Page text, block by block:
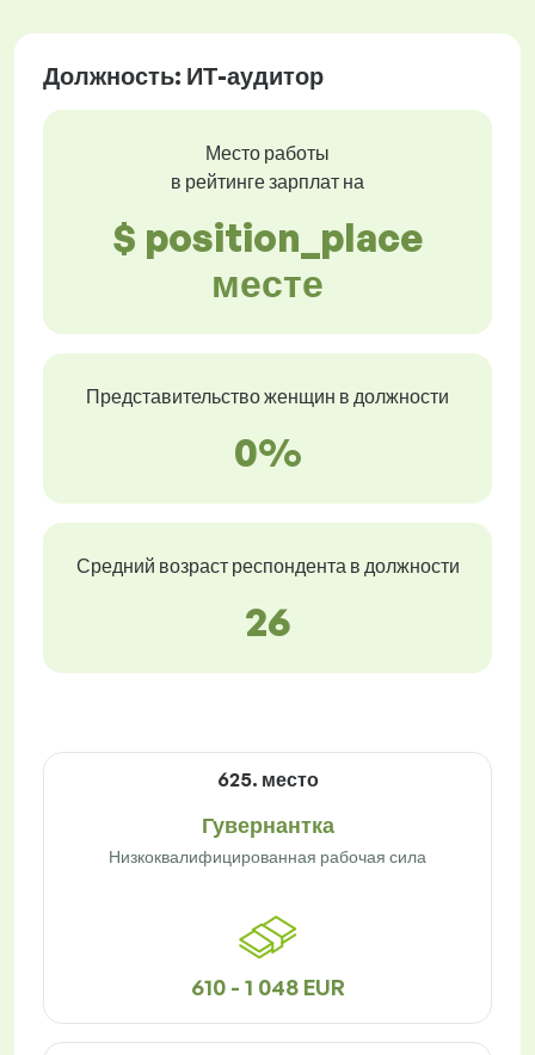
Должность: ИТ-аудитор
Место работы
в рейтинге зарплат на
$ position_place
месте
Представительство женщин в должности
0%
Средний возраст респондента в должности
26
625. место
Гувернантка
Низкоквалифицированная рабочая сила
610 - 1 048 EUR